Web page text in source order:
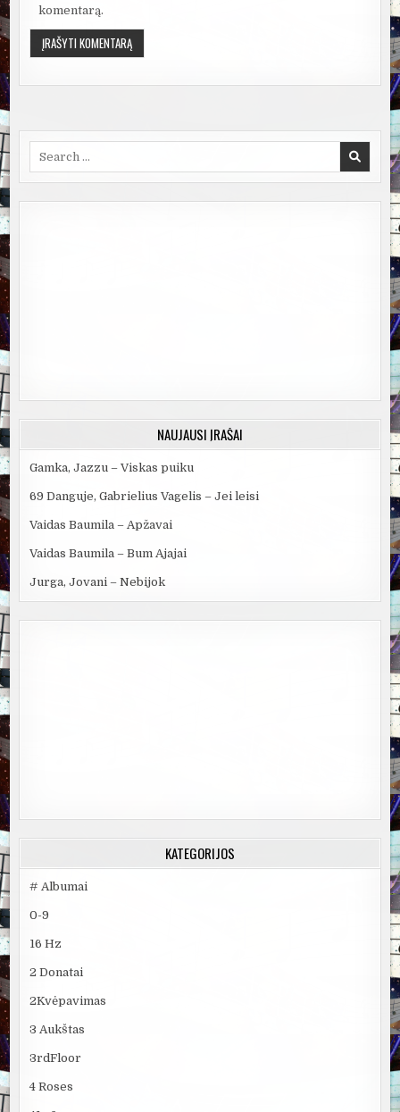
komentarą.
NAUJAUSI ĮRAŠAI
Gamka, Jazzu – Viskas puiku
69 Danguje, Gabrielius Vagelis – Jei leisi
Vaidas Baumila – Apžavai
Vaidas Baumila – Bum Ajajai
Jurga, Jovani – Nebijok
KATEGORIJOS
# Albumai
0-9
16 Hz
2 Donatai
2Kvėpavimas
3 Aukštas
3rdFloor
4 Roses